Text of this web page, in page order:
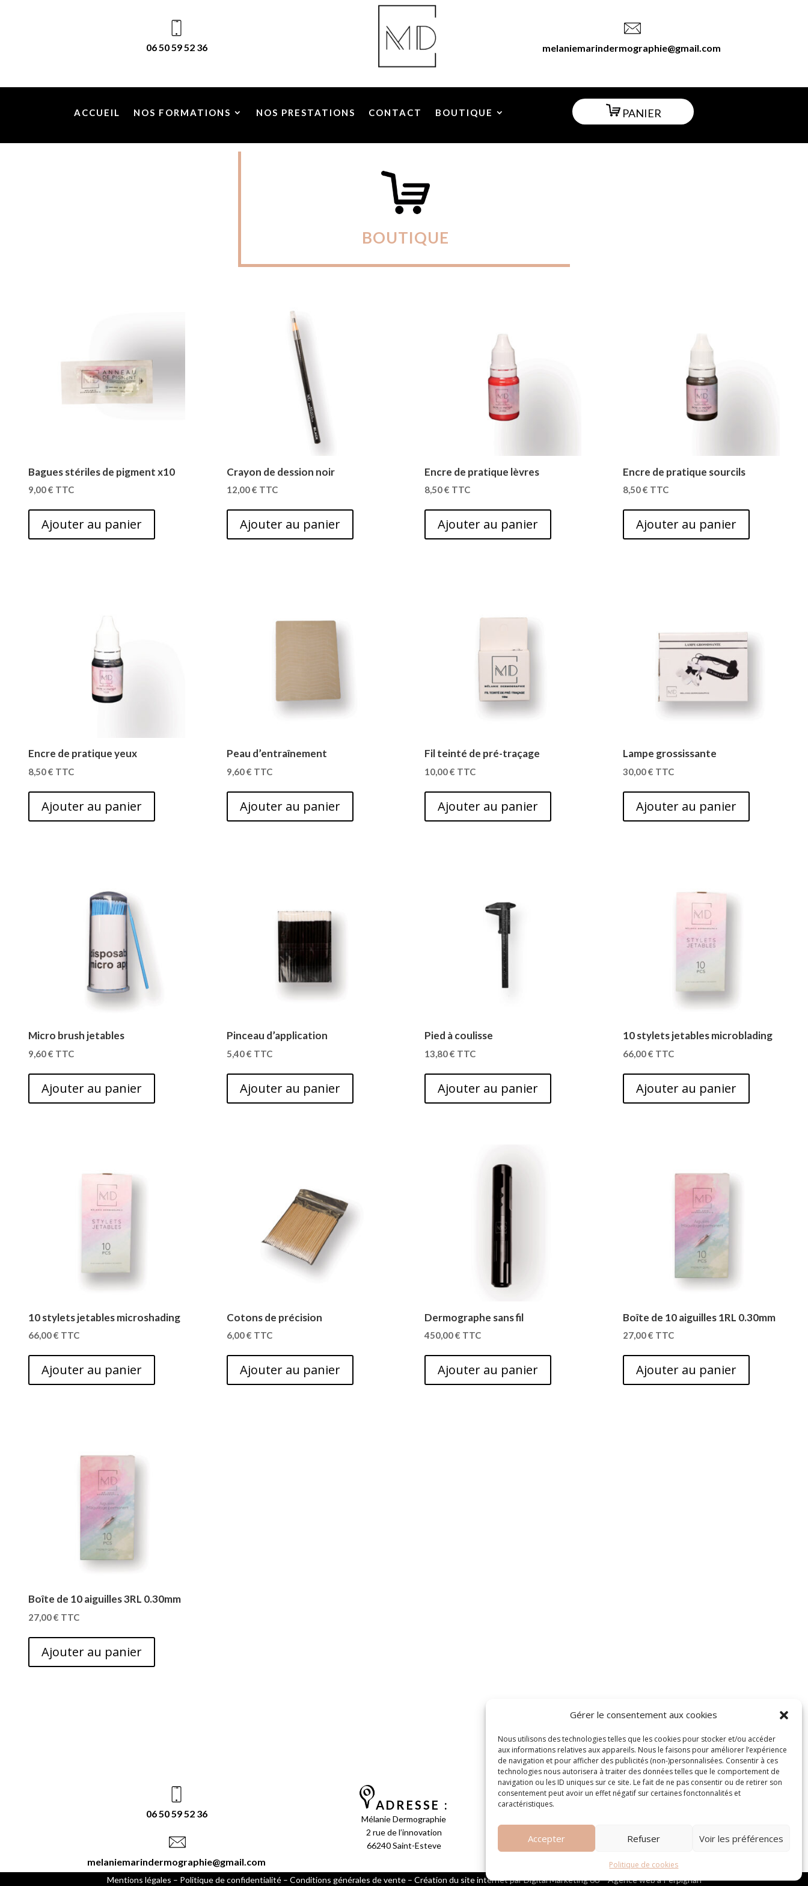
Gérer le consentement aux cookies
Nous utilisons des technologies telles que les cookies pour stocker et/ou accéder
aux informations relatives aux appareils. Nous le faisons pour améliorer l’expérience
de navigation et pour afficher des publicités (non-)personnalisées. Consentir à ces
technologies nous autorisera à traiter des données telles que le comportement de
navigation ou les ID uniques sur ce site. Le fait de ne pas consentir ou de retirer son
consentement peut avoir un effet négatif sur certaines fonctonnalités et
caractéristiques.
Accepter Refuser Voir les préférences
Politique de cookies
06 50 59 52 36 melaniemarindermographie@gmail.com
ACCUEIL NOS FORMATIONS NOS PRESTATIONS CONTACT BOUTIQUE PANIER
BOUTIQUE
Bagues stériles de pigment x10
9,00€ TTC
Ajouter au panier
Crayon de dession noir
12,00€ TTC
Ajouter au panier
Encre de pratique lèvres
8,50€ TTC
Ajouter au panier
Encre de pratique sourcils
8,50€ TTC
Ajouter au panier
Encre de pratique yeux
8,50€ TTC
Ajouter au panier
Peau d’entraînement
9,60€ TTC
Ajouter au panier
Fil teinté de pré-traçage
10,00€ TTC
Ajouter au panier
Lampe grossissante
30,00€ TTC
Ajouter au panier
Micro brush jetables
9,60€ TTC
Ajouter au panier
Pinceau d’application
5,40€ TTC
Ajouter au panier
Pied à coulisse
13,80€ TTC
Ajouter au panier
10 stylets jetables microblading
66,00€ TTC
Ajouter au panier
10 stylets jetables microshading
66,00€ TTC
Ajouter au panier
Cotons de précision
6,00€ TTC
Ajouter au panier
Dermographe sans fil
450,00€ TTC
Ajouter au panier
Boîte de 10 aiguilles 1RL 0.30mm
27,00€ TTC
Ajouter au panier
Boîte de 10 aiguilles 3RL 0.30mm
27,00€ TTC
Ajouter au panier
06 50 59 52 36
melaniemarindermographie@gmail.com
ADRESSE :
Mélanie Dermographie
2 rue de l’innovation
66240 Saint-Esteve
Mentions légales – Politique de confidentialité – Conditions générales de vente– Création du site internet par Digital Marketing 66 – Agence web à Perpignan